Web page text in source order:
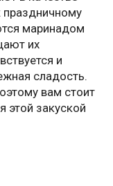
праздничному
маринадом
их
и
сладость.
вам стоит
этой закуской